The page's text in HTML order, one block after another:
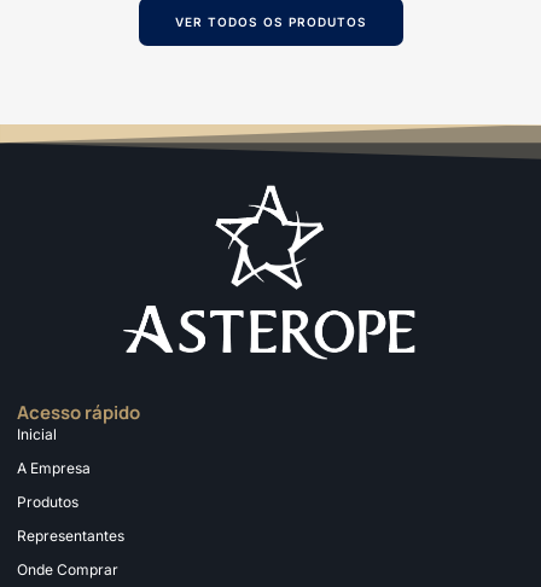
VER TODOS OS PRODUTOS
Acesso rápido
Inicial
A Empresa
Produtos
Representantes
Onde Comprar